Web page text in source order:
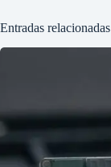
Entradas relacionadas